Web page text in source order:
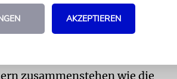
der Hoffnung? Ja, liebe
zusammenstehen wie die
AKZEPTIEREN